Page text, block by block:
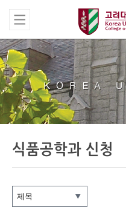
식품공학과 신청